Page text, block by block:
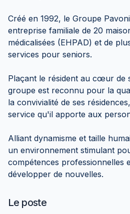
Créé en 1992, le Groupe
entreprise familiale de 20
médicalisées (EHPAD) et de
services pour seniors.
Plaçant le résident au cœur de
groupe est reconnu pour la
la convivialité de ses
service qu'il apporte aux
Alliant dynamisme et taille
un environnement stimulant
compétences professionnelles
développer de nouvelles.
Le poste